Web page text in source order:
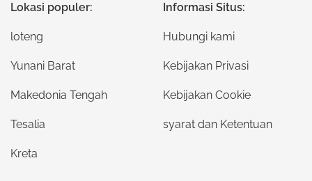
Lokasi populer:
loteng
Yunani Barat
Makedonia Tengah
Tesalia
Kreta
Informasi Situs:
Hubungi kami
Kebijakan Privasi
Kebijakan Cookie
syarat dan Ketentuan